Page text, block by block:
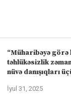
“Müharibəyə görə
təhlükəsizlik
nüvə danışıqları
İyul 31, 2025